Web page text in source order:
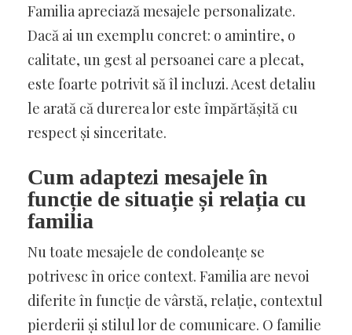
Familia apreciază mesajele personalizate.
Dacă ai un exemplu concret: o amintire, o
calitate, un gest al persoanei care a plecat,
este foarte potrivit să îl incluzi. Acest detaliu
le arată că durerea lor este împărtășită cu
respect și sinceritate.
Cum adaptezi mesajele în
funcție de situație și relația cu
familia
Nu toate mesajele de condoleanțe se
potrivesc în orice context. Familia are nevoi
diferite în funcție de vârstă, relație, contextul
pierderii și stilul lor de comunicare. O familie